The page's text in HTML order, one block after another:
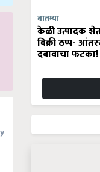
बातम्या
केळी उत्पादक
विक्री ठप्प-
दबावाचा फटका!